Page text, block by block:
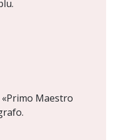
Maestro